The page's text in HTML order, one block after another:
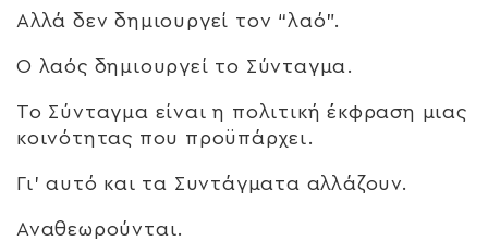
Αλλά δεν δημιουργεί τον “λαό”.
Ο λαός δημιουργεί το Σύνταγμα.
Το Σύνταγμα είναι η πολιτική έκφραση μιας
κοινότητας που προϋπάρχει.
Γι’ αυτό και τα Συντάγματα αλλάζουν.
Αναθεωρούνται.